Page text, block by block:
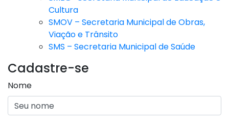
Cultura
SMOV – Secretaria Municipal de Obras,
Viação e Trânsito
SMS – Secretaria Municipal de Saúde
Cadastre-se
Nome